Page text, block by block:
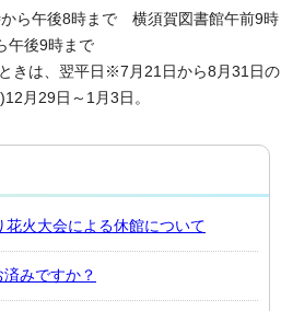
ら午後8時まで 横須賀図書館午前9時
午後9時まで
きは、翌平日※7月21日から8月31日の
月29日～1月3日。
火大会による休館について
みですか？